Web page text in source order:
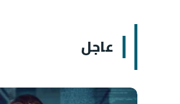
عاجل